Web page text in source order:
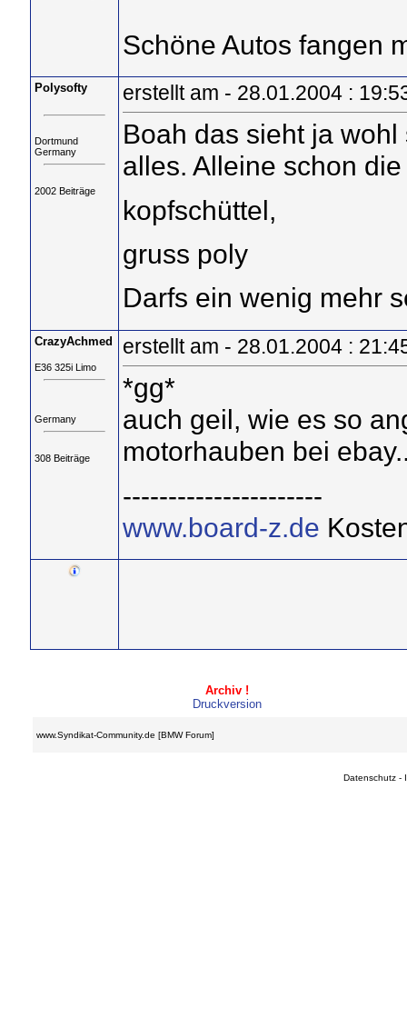
Schöne Autos fangen
Polysofty
Dortmund
Germany
2002 Beiträge
erstellt am - 28.01.2004 :
Boah das sieht ja
alles. Alleine schon
kopfschüttel,
gruss poly
Darfs ein wenig mehr
CrazyAchmed
E36 325i Limo
Germany
308 Beiträge
erstellt am - 28.01.2004 :
*gg*
auch geil, wie es so
motorhauben bei
----------------------
www.board-z.de
Archiv !
Druckversion
www.Syndikat-Community.de [BMW Forum]
Datenschutz -